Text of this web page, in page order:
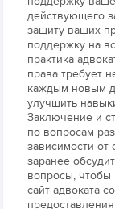
действующего
защиту ваших
поддержку на
практика
права требует
каждым новым
улучшить
Заключение и
по вопросам
зависимости
заранее
вопросы,
сайт адвоката